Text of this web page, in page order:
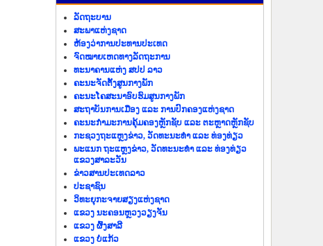
ລັດ​ຖະ​ບານ
ສະພາແຫ່ງຊາດ
ຫ້ອງວ່າການປະທານປະເທດ
ຈົດໝາຍເຫດທາງລັດຖະການ
ທະນາຄານແຫ່ງ ສປປ ລາວ
ຄະນະຈັດຕັ້ງສູນກາງພັກ
ຄະນະໂຄສະນາອົບຮົມສູນກາງພັກ
ສະຖາບັນການເມືອງ ແລະ ການປົກຄອງແຫ່ງຊາດ
ຄະນະ​ກຳມະການ​ຄຸ້ມ​ຄອງ​ຫຼັກ​ຊັບ ແລະ ຕະຫຼາດຫຼັກຊັບ
ກະຊວງຖະແຫຼງຂ່າວ, ວັດທະນະທຳ ແລະ ທ່ອງທ່ຽວ
ພະແນກ ຖະແຫຼງຂ່າວ, ວັດທະນະທຳ ແລະ ທ່ອງທ່ຽວ
ແຂວງສາລະວັນ
ຂ່າວ​ສານ​ປະ​ເທດ​ລາວ
ປະ​ຊາ​ຊົນ
ວິທະຍຸກະຈາຍສຽງແຫ່ງຊາດ
ແຂວງ ນະ​ຄອນຫຼວງວຽງ​ຈັນ
ແຂວງ ຜົ້ງ​ສາ​ລີ
ແຂວງ ບໍ່​ແກ້ວ